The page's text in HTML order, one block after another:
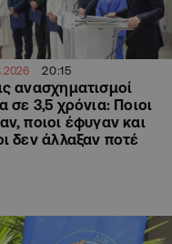
20:15
ανασχηματισμοί
σε 3,5 χρόνια: Ποιοι
ποιοι έφυγαν και
δεν άλλαξαν ποτέ